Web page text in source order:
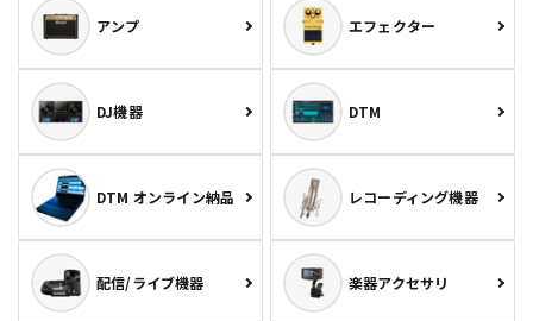
アンプ エフェクター
DJ機器 DTM
DTM オンライン納品 レコーディング機器
配信/ライブ機器 楽器アクセサリ